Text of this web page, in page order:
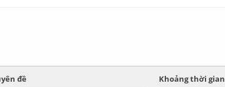
đề Khoảng thời gian